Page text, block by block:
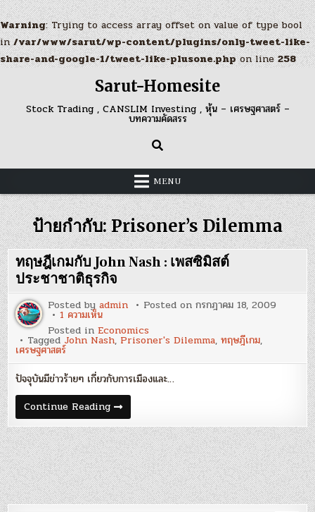
Warning: Trying to access array offset on value of type bool
in/var/www/sarut/wp-content/plugins/only-tweet-like-
share-and-google-1/tweet-like-plusone.phpon line258
content
Sarut-Homesite
Stock Trading , CANSLIM Investing , หุ้น – เศรษฐศาสตร์ –
บทความคัดสรร
MENU
ป้ายกำกับ:Prisoner’s Dilemma
ทฤษฎีเกมกับ John Nash : เพสซิมิสต์
ประชาชาติธุรกิจ
Posted byadmin Posted onกรกฎาคม 18, 2009
1 ความเห็นบน
ทฤษฎี
เกม
กับ
Nash
:
เพส
ซิ
มิส
ต์
ประชาชาติ
ธุรกิจ
Posted inEconomics
Tagged John Nash, Prisoner's Dilemma,ทฤษฎีเกม,
เศรษฐศาสตร์
ปัจจุบันมีข่าวร้ายๆ เกี่ยวกับการเมืองและ…
Continue Readingทฤษฎี
เกม
กับ
John
Nash
:
เพส
ซิ
มิส
ต์
ประชาชาติ